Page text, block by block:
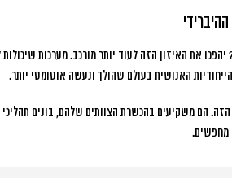
הטכנולוגיות החדשות שמגיעות ב-2025 יהפכו את האיזון הזה לעוד יותר
האנושית בעולם שהולך ונעשה אוטומטי יותר.
הזה. הם משקיעים בהכשרת הצוותים שלהם, בונים
מחפשים.